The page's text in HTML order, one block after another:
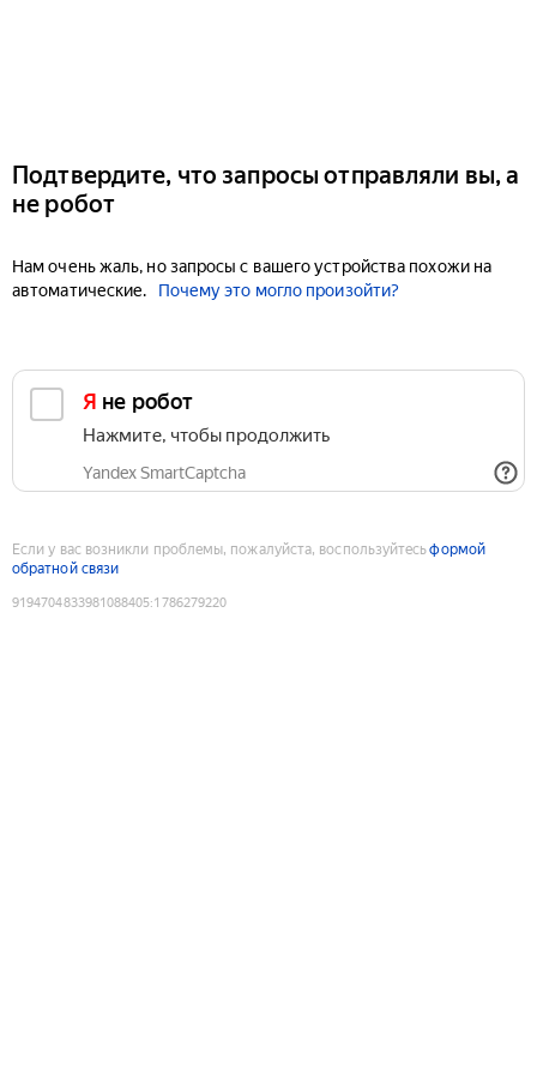
Подтвердите, что запросы отправляли вы, а
не робот
Нам очень жаль, но запросы с вашего устройства похожи на
автоматические.
Почему это могло произойти?
Я не робот
Нажмите, чтобы продолжить
Yandex SmartCaptcha
Если у вас возникли проблемы, пожалуйста, воспользуйтесьформой
обратной связи
9194704833981088405:1786279220